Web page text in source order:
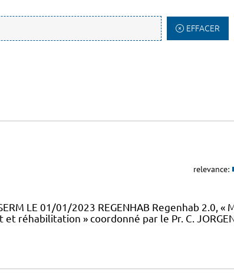
EFFACER
relevance:
LE 01/01/2023 REGENHAB Regenhab 2.0, «
réhabilitation » coordonné par le Pr. C.